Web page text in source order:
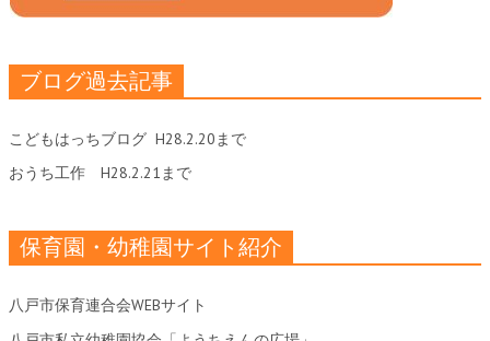
ブログ過去記事
こどもはっちブログ H28.2.20まで
おうち工作 H28.2.21まで
保育園・幼稚園サイト紹介
八戸市保育連合会WEBサイト